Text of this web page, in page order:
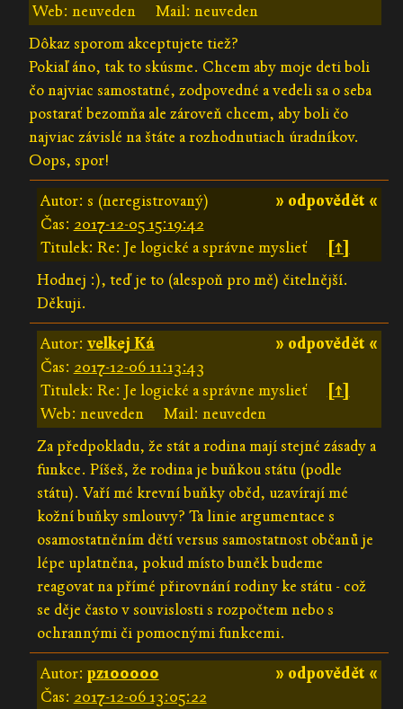
Web: neuveden
Mail: neuveden
Dôkaz sporom akceptujete tiež?
Pokiaľ áno, tak to skúsme. Chcem aby moje deti boli
čo najviac samostatné, zodpovedné a vedeli sa o seba
postarať bezomňa ale zároveň chcem, aby boli čo
najviac závislé na štáte a rozhodnutiach úradníkov.
Oops, spor!
» odpovědět «
Autor: s (neregistrovaný)
Čas: 2017-12-05 15:19:42
Titulek: Re: Je logické a správne myslieť
[↑]
Hodnej :), teď je to (alespoň pro mě) čitelnější.
Děkuji.
» odpovědět «
Autor: velkej Ká
Čas: 2017-12-06 11:13:43
Titulek: Re: Je logické a správne myslieť
[↑]
Web: neuveden
Mail: neuveden
Za předpokladu, že stát a rodina mají stejné zásady a
funkce. Píšeš, že rodina je buňkou státu (podle
státu). Vaří mé krevní buňky oběd, uzavírají mé
kožní buňky smlouvy? Ta linie argumentace s
osamostatněním dětí versus samostatnost občanů je
lépe uplatněna, pokud místo buněk budeme
reagovat na přímé přirovnání rodiny ke státu - což
se děje často v souvislosti s rozpočtem nebo s
ochrannými či pomocnými funkcemi.
» odpovědět «
Autor: pz100000
Čas: 2017-12-06 13:05:22